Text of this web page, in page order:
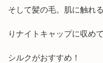
そして髪の毛。肌に触れ
りナイトキャップに収め
シルクがおすすめ！